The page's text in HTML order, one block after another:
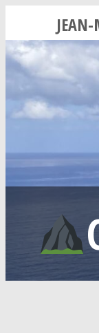
JEAN-